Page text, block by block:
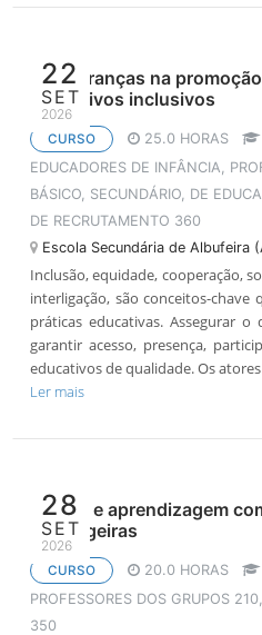
22
SET
2026
As lideranças na
educativos inclusivos
CURSO 25.0 HORAS
EDUCADORES DE INFÂNCIA,
BÁSICO, SECUNDÁRIO, DE
DE RECRUTAMENTO 360
Escola Secundária de Albufeira
Inclusão, equidade, cooperação,
interligação, são conceitos-
práticas educativas. Assegurar
garantir acesso, presença,
educativos de qualidade. Os
Ler mais
28
SET
2026
Ensino e aprendizagem
Estrangeiras
CURSO 20.0 HORAS
PROFESSORES DOS GRUPOS
350